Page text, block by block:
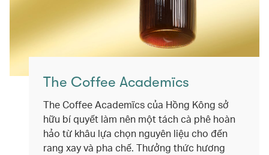
The Coffee Academïcs
The Coffee Academïcs của Hồng Kông sở
hữu bí quyết làm nên một tách cà phê hoàn
hảo từ khâu lựa chọn nguyên liệu cho đến
rang xay và pha chế. Thưởng thức hương